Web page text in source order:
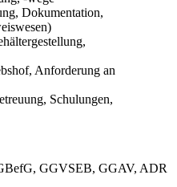
Dokumentation,
Anforderung an
Schulungen,
GGVSEB, GGAV, ADR